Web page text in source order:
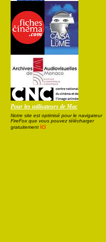
Pour les utilisateurs de Mac
Notre site est optimisé pour le navigateur
FireFox que vous pouvez télécharger
gratuitement ici